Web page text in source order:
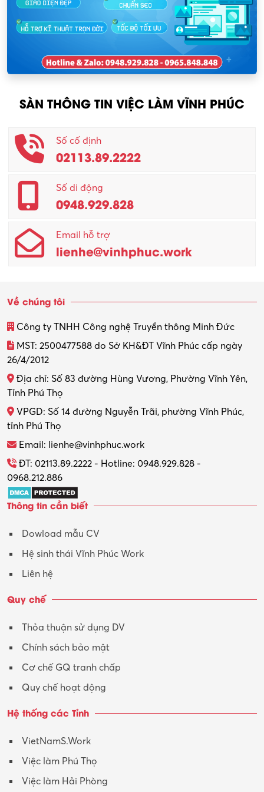
Nhân sự
Nhân viên kinh doanh
Nhân viên thu mua
Nhân viên CSKH
Phục vụ khác
Promotion Girl (PG)
Quản lý – Giám đốc
Quản lý chất lượng – QC
Quản lý sản xuất
Quản trị kinh doanh
Thiết kế nội thất
Thợ máy – Ô tô – Xe máy
Thực tập
Tổ chức sự kiện – Quà tặng
Trợ lý
Tư vấn
Tư vấn – Kiến trúc
Y tế-Dược
KCN Lập Thạch I
KCN Sông Lô I
KCN Tam Dương
SÀN THÔNG TIN VIỆC LÀM VĨNH PHÚC
Số cố định
02113.89.2222
Số di động
0948.929.828
Email hỗ trợ
lienhe@vinhphuc.work
Về chúng tôi
Công ty TNHH Công nghệ Truyền thông Minh Đức
MST: 2500477588 do Sở KH&ĐT Vĩnh Phúc cấp ngày
26/4/2012
Địa chỉ: Số 83 đường Hùng Vương, Phường Vĩnh Yên,
Tỉnh Phú Thọ
VPGD: Số 14 đường Nguyễn Trãi, phường Vĩnh Phúc,
tỉnh Phú Thọ
Email: lienhe@vinhphuc.work
ĐT: 02113.89.2222 - Hotline: 0948.929.828 -
0968.212.886
Thông tin cần biết
Dowload mẫu CV
Hệ sinh thái Vĩnh Phúc Work
Liên hệ
Quy chế
Thỏa thuận sử dụng DV
Chính sách bảo mật
Cơ chế GQ tranh chấp
Quy chế hoạt động
Hệ thống các Tỉnh
VietNamS.Work
Việc làm Phú Thọ
Việc làm Hải Phòng